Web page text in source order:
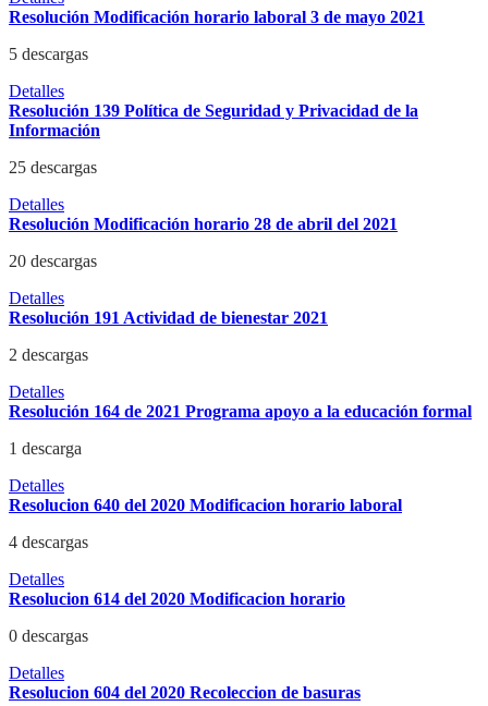
Resolución Modificación horario laboral 3 de mayo 2021
5 descargas
Detalles
Resolución 139 Política de Seguridad y Privacidad de la
Información
25 descargas
Detalles
Resolución Modificación horario 28 de abril del 2021
20 descargas
Detalles
Resolución 191 Actividad de bienestar 2021
2 descargas
Detalles
Resolución 164 de 2021 Programa apoyo a la educación formal
1 descarga
Detalles
Resolucion 640 del 2020 Modificacion horario laboral
4 descargas
Detalles
Resolucion 614 del 2020 Modificacion horario
0 descargas
Detalles
Resolucion 604 del 2020 Recoleccion de basuras